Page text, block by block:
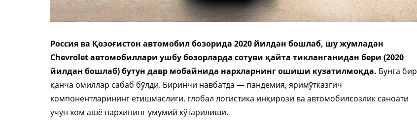
Россия ва Қозоғистон автомобил бозорида 2020 йилдан бошлаб, шу жумладан
Chevrolet автомобиллари ушбу бозорларда сотуви қайта тикланганидан бери (2020
йилдан бошлаб) бутун давр мобайнида нархларнинг ошиши кузатилмоқда. Бунга бир
қанча омиллар сабаб бўлди. Биринчи навбатда — пандемия, яримўтказгич
компонентларининг етишмаслиги, глобал логистика инқирози ва автомобилсозлик саноати
учун хом ашё нархининг умумий кўтарилиши.